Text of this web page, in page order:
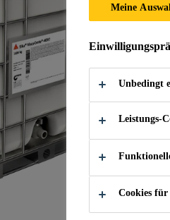
Meine
Unbedingt
Leistungs-
Cookies